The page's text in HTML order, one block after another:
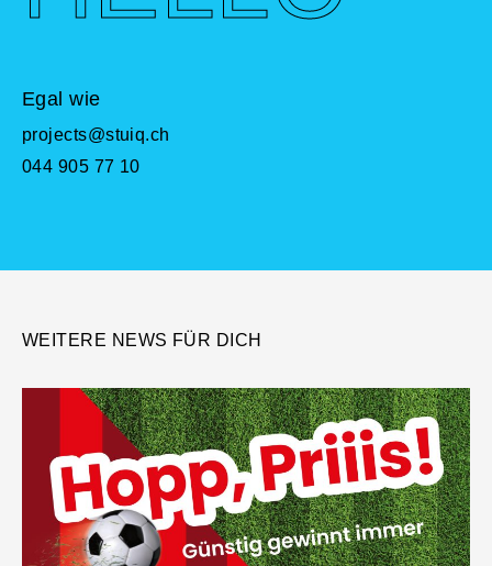
Egal wie
projects@stuiq.ch
044 905 77 10
WEITERE NEWS FÜR DICH